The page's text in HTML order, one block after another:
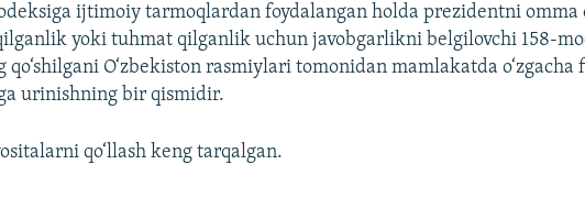
Auto 240p 360p 480p
720p 1080p
ijtimoiy tarmoqlardan foydalangan holda prezidentni omma
yoki tuhmat qilganlik uchun javobgarlikni belgilovchi 158-
qo‘shilgani O‘zbekiston rasmiylari tomonidan mamlakatda
urinishning bir qismidir.
qo‘llash keng tarqalgan.